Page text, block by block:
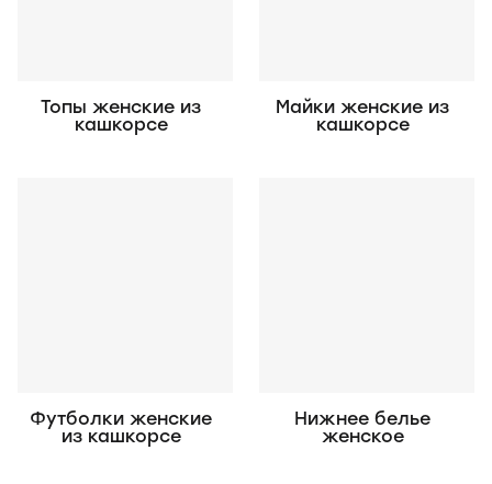
Топы женские из
кашкорсе
Майки женские из
кашкорсе
Футболки женские
из кашкорсе
Нижнее белье
женское